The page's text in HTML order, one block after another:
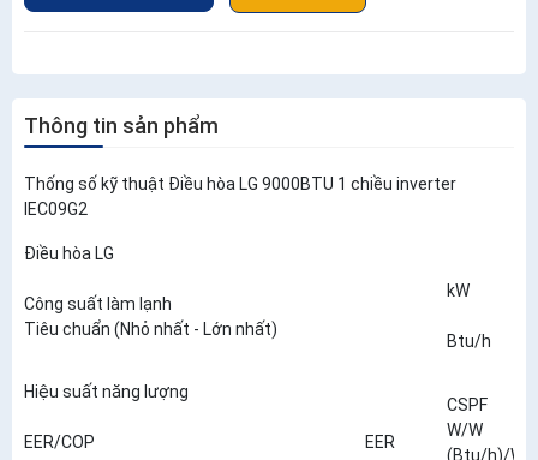
Thông tin sản phẩm
Thống số kỹ thuật Điều hòa LG 9000BTU 1 chiều inverter
IEC09G2
Điều hòa LG
Công suất làm lạnh
Tiêu chuẩn (Nhỏ nhất - Lớn nhất)
kW
Btu/h
Hiệu suất năng lượng
CSPF
EER/COP EER
W/W
(Btu/h)/W